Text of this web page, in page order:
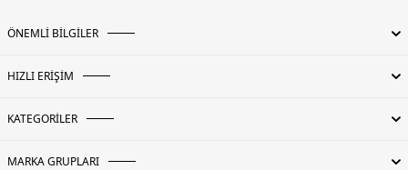
ÖNEMLİ BİLGİLER
HIZLI ERİŞİM
KATEGORİLER
MARKA GRUPLARI